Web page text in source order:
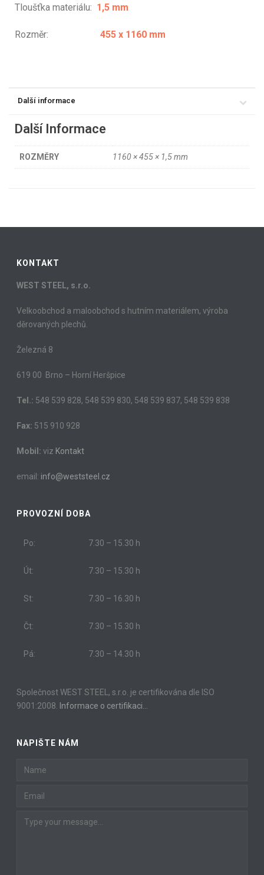
Tloušťka materiálu: 1,5 mm
Rozměr: 455 x 1160 mm
Další informace
Další Informace
ROZMĚRY 1160 × 455 × 1,5 mm
KONTAKT
WEST STEEL, s.r.o.
Velkoobchod a maloobchod s hutním materiálem, výroba
děrovaných plechů.
Železná 8
619 00 Brno – Horní Heršpice
Tel.: 548 539 828, 548 539 830, 548 539 837, 548 539 838
Fax: 515 910 928
Mobil: viz Kontakt
email: info@weststeel.cz
PROVOZNÍ DOBA
Po: 7.30 – 15.30 h
Út: 7.30 – 15.30 h
St: 7.30 – 16.30 h
Čt: 7.30 – 15.30 h
Pá: 7.30 – 14.30 h
Společnost WEST STEEL, s.r.o. je certifikována dle ISO
9001:2008. Informace o certifikaci…
NAPIŠTE NÁM